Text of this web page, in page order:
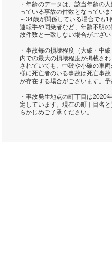
・年齢のデータは、該当年齢の
っている事故の件数となってい
～34歳が関係している場合でも
運転手や同乗者など、年齢不明
故件数と一致しない場合がござい
・事故毎の損壊程度（大破・中
内での最大の損壊程度が掲載さ
されていても、中破や小破の車
様に死亡者のいる事故は死亡事
が存在する場合がございます。予
・事故発生地点の町丁目は2020
定しています。現在の町丁目名
らかじめご了承ください。